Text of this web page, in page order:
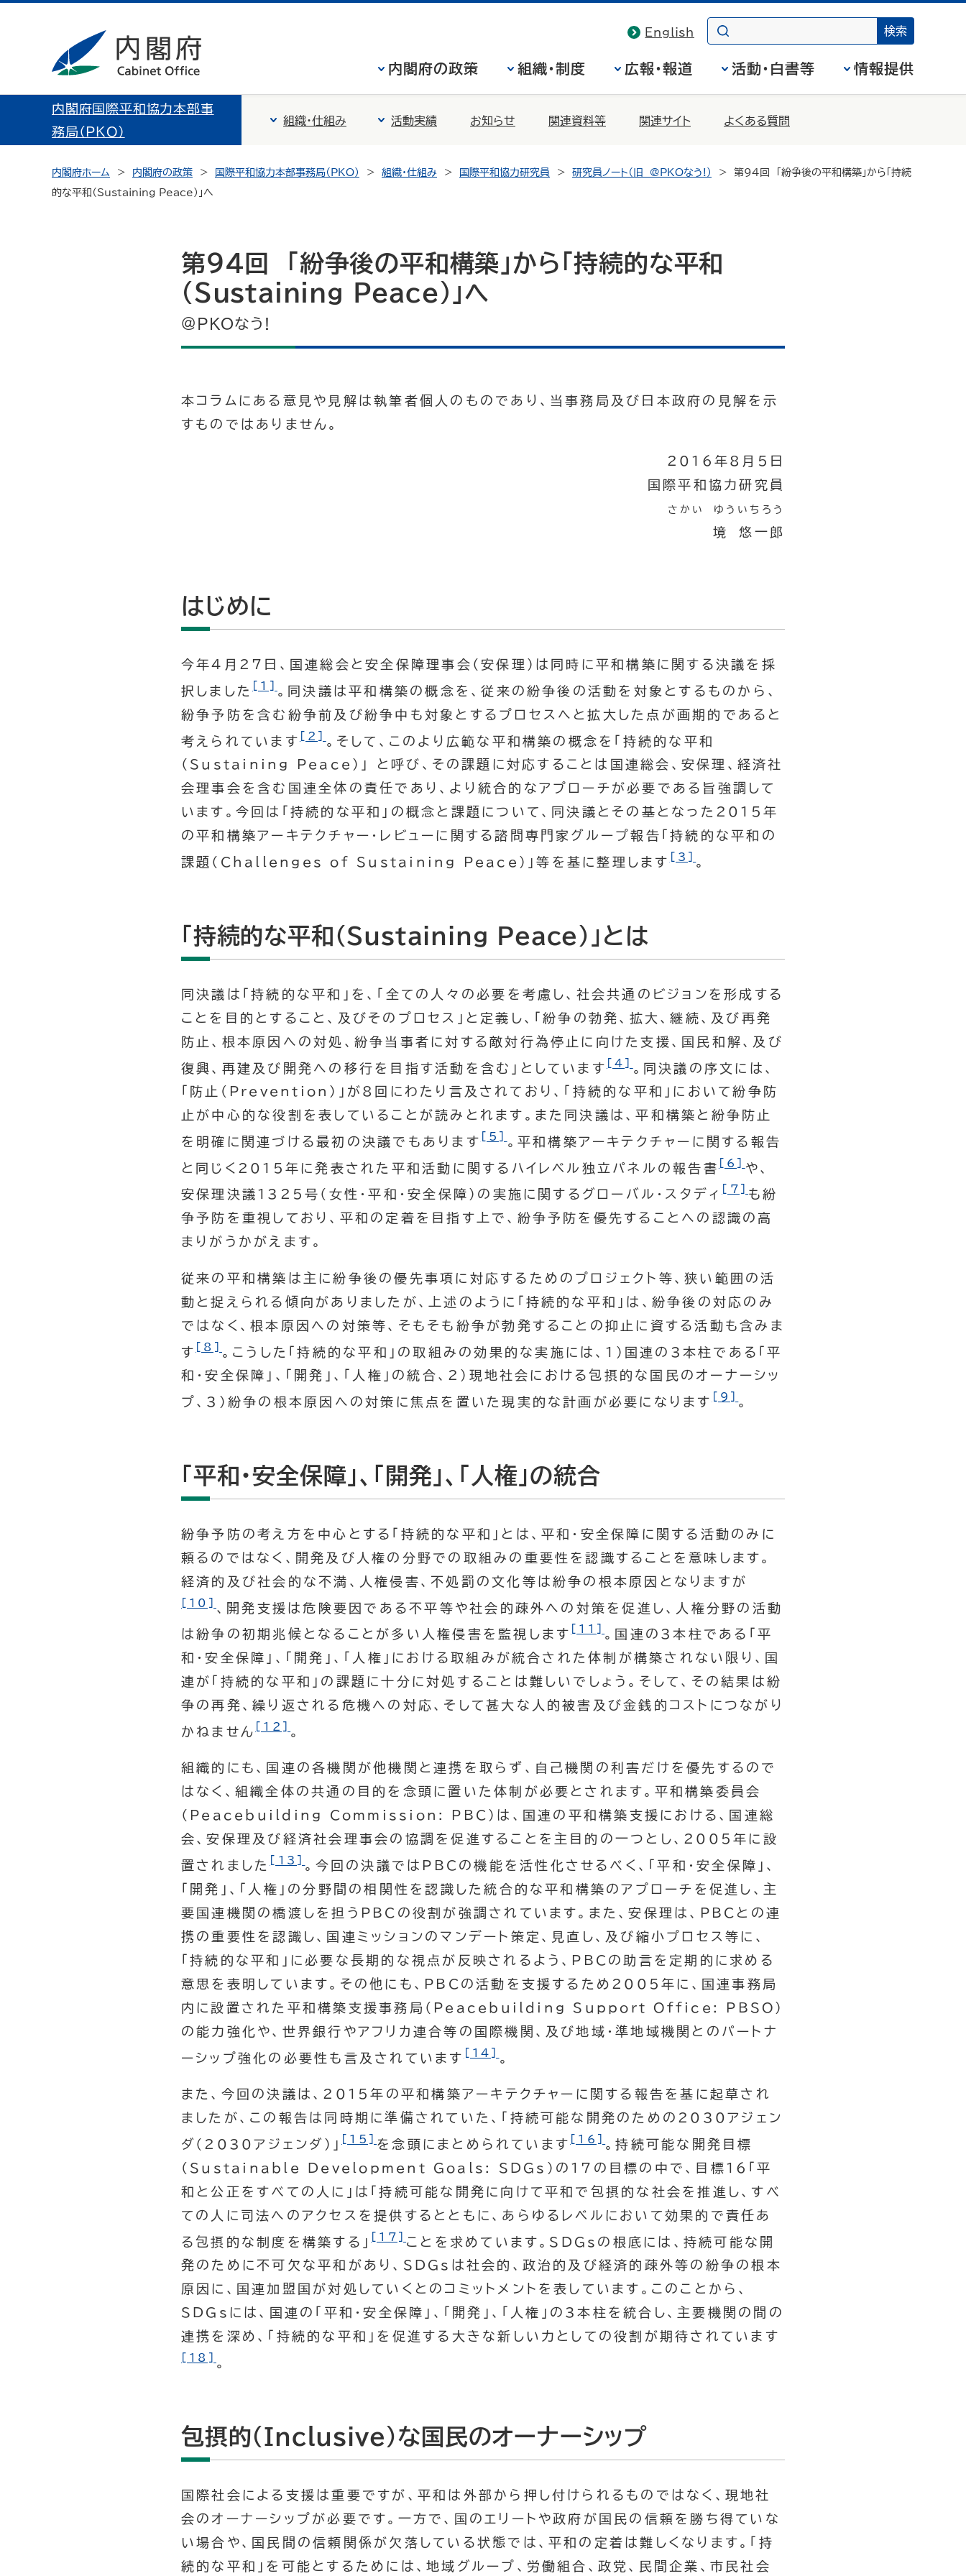
English
内閣府の政策 組織・制度 広報・報道 活動・白書等 情報提供
内閣府国際平和協力本部事
務局（PKO）
組織・仕組み 活動実績 お知らせ 関連資料等 関連サイト よくある質問
内閣府ホーム 内閣府の政策 国際平和協力本部事務局（PKO） 組織・仕組み 国際平和協力研究員 研究員ノート（旧 @PKOなう!）
第94回 「紛争後の平和構築」から「持続
的な平和（Sustaining Peace）」へ
第94回 「紛争後の平和構築」から「持続的な平和
（Sustaining Peace）」へ
@PKOなう!
本コラムにある意見や見解は執筆者個人のものであり、当事務局及び日本政府の見解を示
すものではありません。
2016年8月5日
国際平和協力研究員
さかい ゆういちろう
境 悠一郎
はじめに
今年4月27日、国連総会と安全保障理事会（安保理）は同時に平和構築に関する決議を採
択しました [1] 。同決議は平和構築の概念を、従来の紛争後の活動を対象とするものから、
紛争予防を含む紛争前及び紛争中も対象とするプロセスへと拡大した点が画期的であると
考えられています [2] 。そして、このより広範な平和構築の概念を「持続的な平和
（Sustaining Peace）」 と呼び、その課題に対応することは国連総会、安保理、経済社
会理事会を含む国連全体の責任であり、より統合的なアプローチが必要である旨強調して
います。今回は「持続的な平和」の概念と課題について、同決議とその基となった2015年
の平和構築アーキテクチャー・レビューに関する諮問専門家グループ報告「持続的な平和の
課題（Challenges of Sustaining Peace）」等を基に整理します [3] 。
「持続的な平和（Sustaining Peace）」とは
同決議は「持続的な平和」を、「全ての人々の必要を考慮し、社会共通のビジョンを形成する
ことを目的とすること、及びそのプロセス」と定義し、「紛争の勃発、拡大、継続、及び再発
防止、根本原因への対処、紛争当事者に対する敵対行為停止に向けた支援、国民和解、及び
復興、再建及び開発への移行を目指す活動を含む」としています [4] 。同決議の序文には、
「防止(Prevention)」が8回にわたり言及されており、「持続的な平和」において紛争防
止が中心的な役割を表していることが読みとれます。また同決議は、平和構築と紛争防止
を明確に関連づける最初の決議でもあります [5] 。平和構築アーキテクチャーに関する報告
と同じく2015年に発表された平和活動に関するハイレベル独立パネルの報告書 [6] や、
安保理決議1325号（女性・平和・安全保障）の実施に関するグローバル・スタディ [7] も紛
争予防を重視しており、平和の定着を目指す上で、紛争予防を優先することへの認識の高
まりがうかがえます。
従来の平和構築は主に紛争後の優先事項に対応するためのプロジェクト等、狭い範囲の活
動と捉えられる傾向がありましたが、上述のように「持続的な平和」は、紛争後の対応のみ
ではなく、根本原因への対策等、そもそも紛争が勃発することの抑止に資する活動も含みま
す[8] 。こうした「持続的な平和」の取組みの効果的な実施には、1）国連の3本柱である「平
和・安全保障」、「開発」、「人権」の統合、2）現地社会における包摂的な国民のオーナーシッ
プ、3）紛争の根本原因への対策に焦点を置いた現実的な計画が必要になります [9] 。
「平和・安全保障」、「開発」、「人権」の統合
紛争予防の考え方を中心とする「持続的な平和」とは、平和・安全保障に関する活動のみに
頼るのではなく、開発及び人権の分野での取組みの重要性を認識することを意味します。
経済的及び社会的な不満、人権侵害、不処罰の文化等は紛争の根本原因となりますが
[10] 、開発支援は危険要因である不平等や社会的疎外への対策を促進し、人権分野の活動
は紛争の初期兆候となることが多い人権侵害を監視します [11] 。国連の3本柱である「平
和・安全保障」、「開発」、「人権」における取組みが統合された体制が構築されない限り、国
連が「持続的な平和」の課題に十分に対処することは難しいでしょう。そして、その結果は紛
争の再発、繰り返される危機への対応、そして甚大な人的被害及び金銭的コストにつながり
かねません[12] 。
組織的にも、国連の各機関が他機関と連携を取らず、自己機関の利害だけを優先するので
はなく、組織全体の共通の目的を念頭に置いた体制が必要とされます。平和構築委員会
（Peacebuilding Commission: PBC）は、国連の平和構築支援における、国連総
会、安保理及び経済社会理事会の協調を促進することを主目的の一つとし、2005年に設
置されました [13] 。今回の決議ではPBCの機能を活性化させるべく、「平和・安全保障」、
「開発」、「人権」の分野間の相関性を認識した統合的な平和構築のアプローチを促進し、主
要国連機関の橋渡しを担うPBCの役割が強調されています。また、安保理は、PBCとの連
携の重要性を認識し、国連ミッションのマンデート策定、見直し、及び縮小プロセス等に、
「持続的な平和」に必要な長期的な視点が反映されるよう、PBCの助言を定期的に求める
意思を表明しています。その他にも、PBCの活動を支援するため2005年に、国連事務局
内に設置された平和構築支援事務局（Peacebuilding Support Office: PBSO）
の能力強化や、世界銀行やアフリカ連合等の国際機関、及び地域・準地域機関とのパートナ
ーシップ強化の必要性も言及されています [14] 。
また、今回の決議は、2015年の平和構築アーキテクチャーに関する報告を基に起草され
ましたが、この報告は同時期に準備されていた、「持続可能な開発のための2030アジェン
ダ（2030アジェンダ）」 [15] を念頭にまとめられています [16] 。持続可能な開発目標
(Sustainable Development Goals: SDGs)の17の目標の中で、目標16「平
和と公正をすべての人に」は「持続可能な開発に向けて平和で包摂的な社会を推進し、すべ
ての人に司法へのアクセスを提供するとともに、あらゆるレベルにおいて効果的で責任あ
る包摂的な制度を構築する」[17] ことを求めています。SDGsの根底には、持続可能な開
発のために不可欠な平和があり、SDGsは社会的、政治的及び経済的疎外等の紛争の根本
原因に、国連加盟国が対処していくとのコミットメントを表しています。このことから、
SDGsには、国連の「平和・安全保障」、「開発」、「人権」の3本柱を統合し、主要機関の間の
連携を深め、「持続的な平和」を促進する大きな新しい力としての役割が期待されています
[18] 。
包摂的（Inclusive）な国民のオーナーシップ
国際社会による支援は重要ですが、平和は外部から押し付けられるものではなく、現地社
会のオーナーシップが必要です。一方で、国のエリートや政府が国民の信頼を勝ち得ていな
い場合や、国民間の信頼関係が欠落している状態では、平和の定着は難しくなります。「持
続的な平和」を可能とするためには、地域グループ、労働組合、政党、民間企業、市民社会